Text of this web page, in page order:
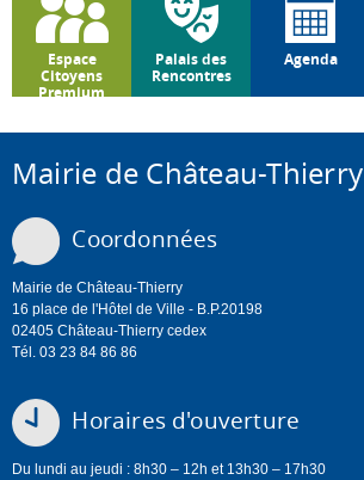
Espace
Citoyens
Premium
Palais des
Rencontres
Agenda
Mairie de Château-Thierry
Coordonnées
Mairie de Château-Thierry
16 place de l'Hôtel de Ville - B.P.20198
02405 Château-Thierry cedex
Tél. 03 23 84 86 86
Horaires d'ouverture
Du lundi au jeudi : 8h30 – 12h et 13h30 – 17h30